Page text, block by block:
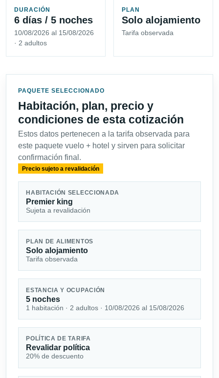
DURACIÓN
6 días / 5 noches
10/08/2026 al 15/08/2026
· 2 adultos
PLAN
Solo alojamiento
Tarifa observada
PAQUETE SELECCIONADO
Habitación, plan, precio y
condiciones de esta cotización
Estos datos pertenecen a la tarifa observada para
este paquete vuelo + hotel y sirven para solicitar
confirmación final.
Precio sujeto a revalidación
HABITACIÓN SELECCIONADA
Premier king
Sujeta a revalidación
PLAN DE ALIMENTOS
Solo alojamiento
Tarifa observada
ESTANCIA Y OCUPACIÓN
5 noches
1 habitación · 2 adultos · 10/08/2026 al 15/08/2026
POLÍTICA DE TARIFA
Revalidar política
20% de descuento